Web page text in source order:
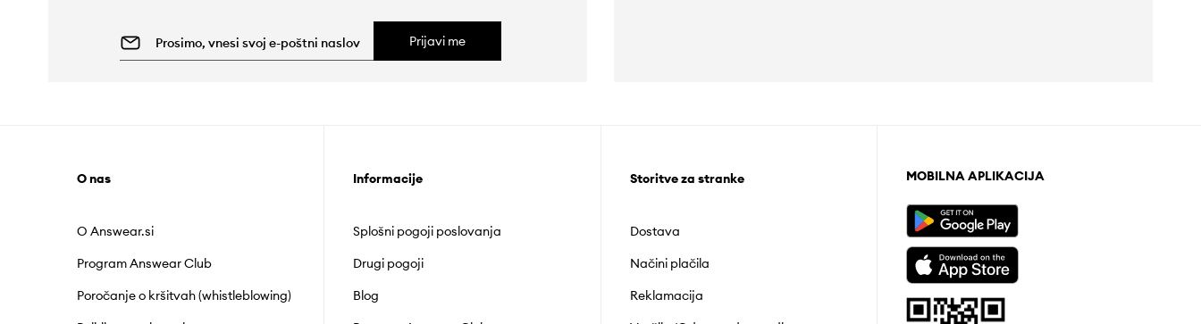
Prijavi me
O nas
O Answear.si
Program Answear Club
Poročanje o kršitvah (whistleblowing)
Informacije
Splošni pogoji poslovanja
Drugi pogoji
Blog
Storitve za stranke
Dostava
Načini plačila
Reklamacija
MOBILNA APLIKACIJA